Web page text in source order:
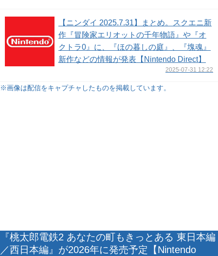
【ニンダイ 2025.7.31】まとめ。スクエニ新
作『冒険家エリオットの千年物語』や『オ
クトラ0』に、『ほの暮しの庭』、『塊魂』
新作などの情報が発表【Nintendo Direct】
2025-07-31 12:22
※画像は配信をキャプチャしたものを掲載しています。
『桃太郎電鉄2 あなたの町もきっとある 東日本編
／西日本編』が2026年に発売予定【Nintendo